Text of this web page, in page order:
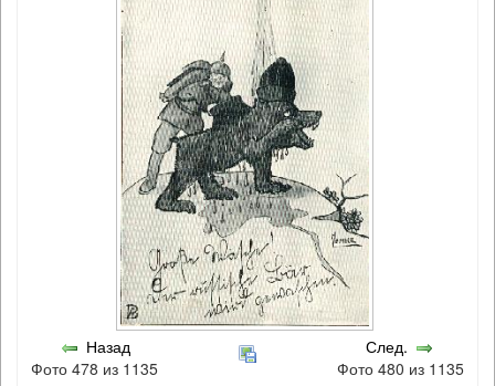
Назад
Фото 478 из 1135
След.
Фото 480 из 1135